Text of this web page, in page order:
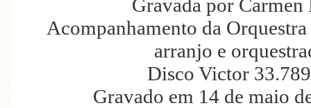
Gravada por
Acompanhamento da
arranjo e
Disco Victor
Gravado em 14 de maio